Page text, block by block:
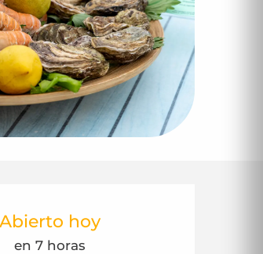
y datos
Abierto hoy
en 7 horas